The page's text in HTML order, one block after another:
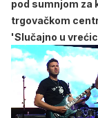
pod sumnjom za
trgovačkom
'Slučajno u